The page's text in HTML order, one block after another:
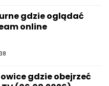
gdzie oglądać
online
gdzie obejrzeć